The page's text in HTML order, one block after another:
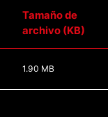
Tamaño de
archivo (KB)
1.90 MB